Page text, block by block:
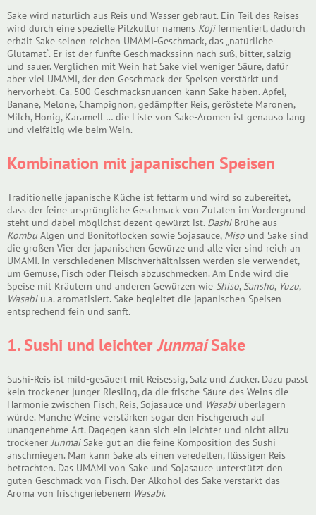
Sake wird natürlich aus Reis und Wasser gebraut. Ein Teil des Reises
wird durch eine spezielle Pilzkultur namens Kojifermentiert, dadurch
erhält Sake seinen reichen UMAMI-Geschmack, das „natürliche
Glutamat“. Er ist der fünfte Geschmackssinn nach süß, bitter, salzig
und sauer. Verglichen mit Wein hat Sake viel weniger Säure, dafür
aber viel UMAMI, der den Geschmack der Speisen verstärkt und
hervorhebt. Ca. 500 Geschmacksnuancen kann Sake haben. Apfel,
Banane, Melone, Champignon, gedämpfter Reis, geröstete Maronen,
Milch, Honig, Karamell … die Liste von Sake-Aromen ist genauso lang
und vielfältig wie beim Wein.
Kombination mit japanischen Speisen
Traditionelle japanische Küche ist fettarm und wird so zubereitet,
dass der feine ursprüngliche Geschmack von Zutaten im Vordergrund
steht und dabei möglichst dezent gewürzt ist. DashiBrühe aus
Kombu Algen und Bonitoflocken sowie Sojasauce, Miso und Sake sind
die großen Vier der japanischen Gewürze und alle vier sind reich an
UMAMI. In verschiedenen Mischverhältnissen werden sie verwendet,
um Gemüse, Fisch oder Fleisch abzuschmecken. Am Ende wird die
Speise mit Kräutern und anderen Gewürzen wie Shiso, Sansho, Yuzu,
Wasabiu.a. aromatisiert. Sake begleitet die japanischen Speisen
entsprechend fein und sanft.
1. Sushi und leichterJunmaiSake
Sushi-Reis ist mild-gesäuert mit Reisessig, Salz und Zucker. Dazu passt
kein trockener junger Riesling, da die frische Säure des Weins die
Harmonie zwischen Fisch, Reis, Sojasauce und Wasabiüberlagern
würde. Manche Weine verstärken sogar den Fischgeruch auf
unangenehme Art. Dagegen kann sich ein leichter und nicht allzu
trockenerJunmaiSake gut an die feine Komposition des Sushi
anschmiegen. Man kann Sake als einen veredelten, flüssigen Reis
betrachten. Das UMAMI von Sake und Sojasauce unterstützt den
guten Geschmack von Fisch. Der Alkohol des Sake verstärkt das
Aroma von frischgeriebenem Wasabi.